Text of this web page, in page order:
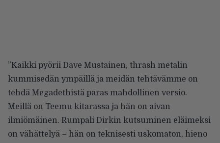
”Kaikki pyörii Dave Mustainen, thrash metalin
kummisedän ympäillä ja meidän tehtävämme on
tehdä Megadethistä paras mahdollinen versio.
Meillä on Teemu kitarassa ja hän on aivan
ilmiömäinen. Rumpali Dirkin kutsuminen eläimeksi
on vähättelyä – hän on teknisesti uskomaton, hieno